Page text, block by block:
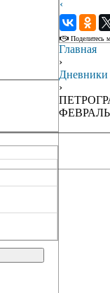
‹
›
Поделитесь
Главная
›
Дневники
›